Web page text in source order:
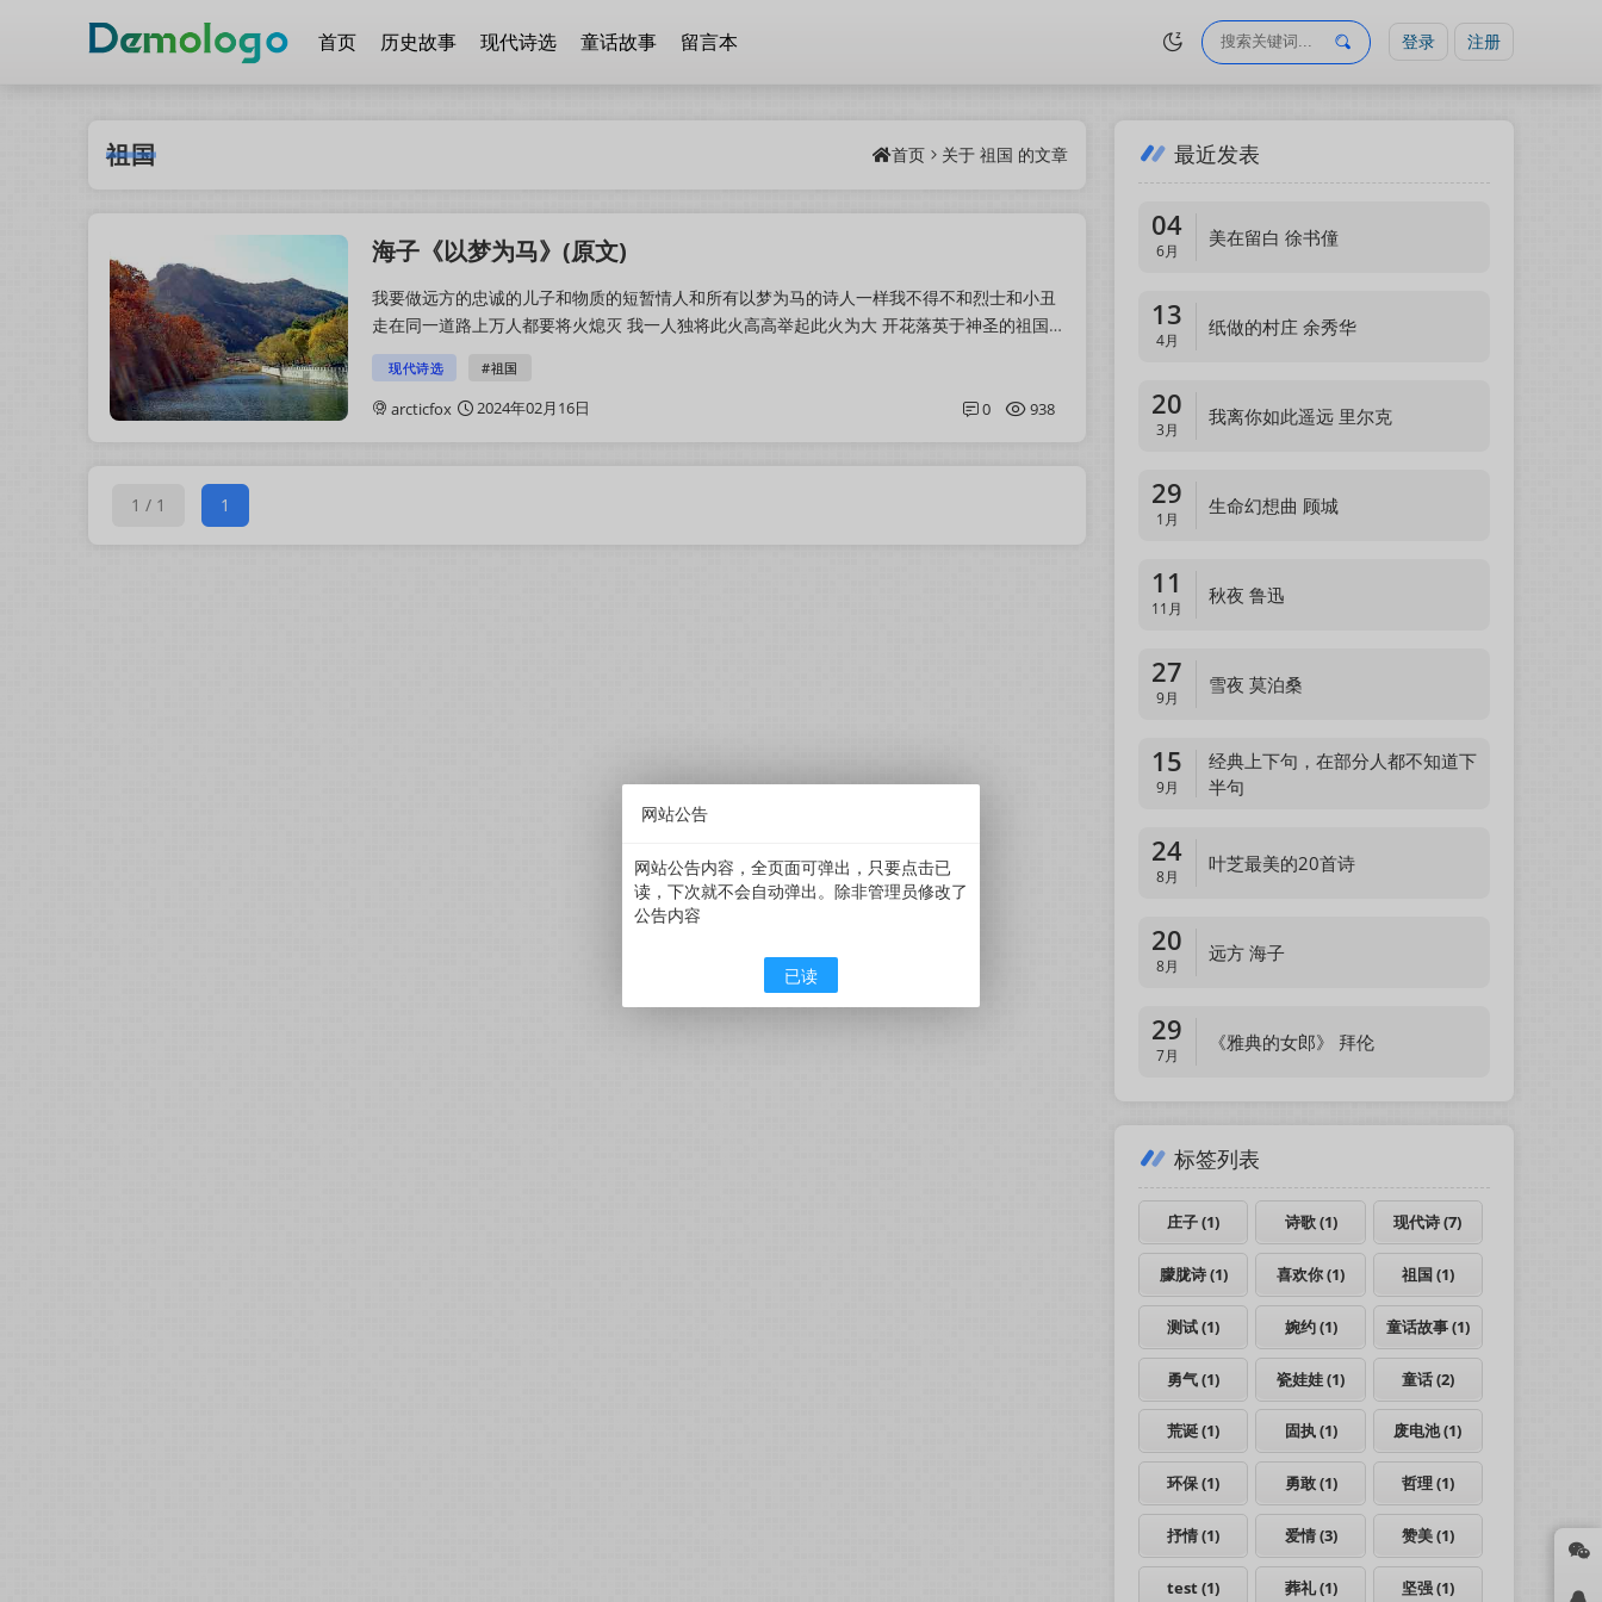
首页 历史故事 现代诗选 童话故事 留言本 登录 注册
祖国 首页 关于祖国 的文章
海子《以梦为马》(原文)
我要做远方的忠诚的儿子和物质的短暂情人和所有以梦为马的诗人一样我不得不和烈士和小丑
走在同一道路上万人都要将火熄灭 我一人独将此火高高举起此火为大 开花落英于神圣的祖国
和所有以梦为马的诗人一样我借此火得度一生的茫茫黑夜...
现代诗选 #祖国
arcticfox 2024年02月16日 0 938
1 / 1 1
最近发表
04
6月
美在留白 徐书僮
13
4月
纸做的村庄 余秀华
20
3月
我离你如此遥远 里尔克
29
1月
生命幻想曲 顾城
11
11月
秋夜 鲁迅
27
9月
雪夜 莫泊桑
15
9月
经典上下句，在部分人都不知道下
半句
24
8月
叶芝最美的20首诗
20
8月
远方 海子
29
7月
《雅典的女郎》 拜伦
标签列表
庄子(1) 诗歌(1) 现代诗(7)
朦胧诗(1) 喜欢你(1) 祖国(1)
测试(1) 婉约(1) 童话故事(1)
勇气(1) 瓷娃娃(1) 童话(2)
荒诞(1) 固执(1) 废电池(1)
环保(1) 勇敢(1) 哲理(1)
抒情(1) 爱情(3) 赞美(1)
test(1) 葬礼(1) 坚强(1)
网站公告
网站公告内容，全页面可弹出，只要点击已
读，下次就不会自动弹出。除非管理员修改了
公告内容
已读